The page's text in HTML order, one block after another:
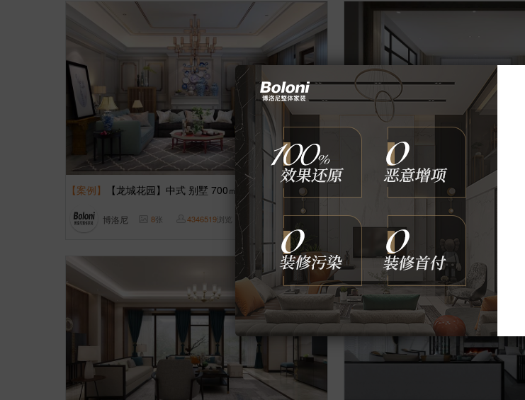
【案例】 【龙城花园】中式 别墅 700㎡
博洛尼 8张 4346519浏览 这样装修多少钱?
【北京院子】中式 别墅 700㎡
刘航 8张